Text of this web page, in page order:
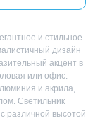
и стильное
дизайн
акцент в
или офис.
и акрила,
Светильник
различной высотой